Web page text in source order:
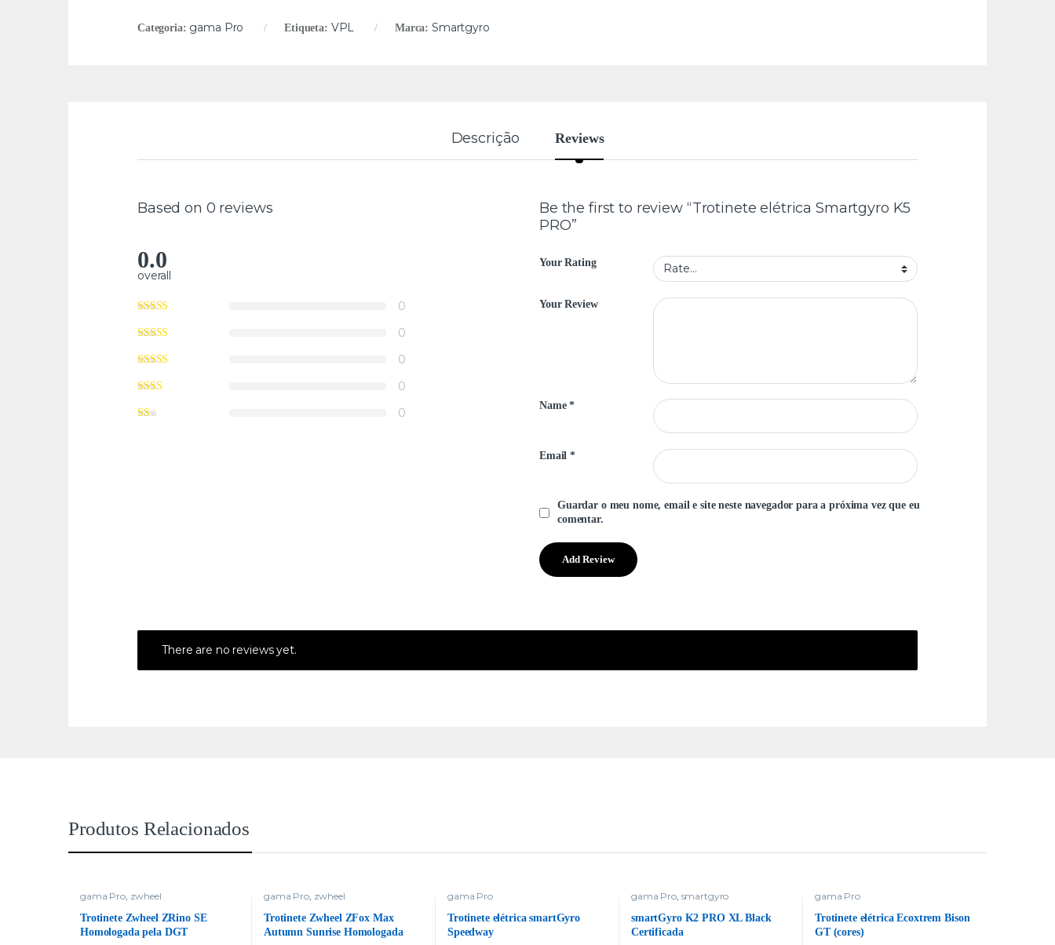
Categoria: gama Pro Etiqueta: VPL Marca:Smartgyro
Descrição Reviews
Based on 0 reviews
0.0
overall
0
0
0
0
0
Be the first to review “Trotinete elétrica Smartgyro K5
PRO”
Your Rating
Your Review
Name*
Email*
Guardar o meu nome, email e site neste navegador para a próxima vez que eu
comentar.
There are no reviews yet.
Produtos Relacionados
gama Pro, zwheel
Trotinete Zwheel ZRino SE
Homologada pela DGT
gama Pro, zwheel
Trotinete Zwheel ZFox Max
Autumn Sunrise Homologada
gama Pro
Trotinete elétrica smartGyro
Speedway
gama Pro, smartgyro
smartGyro K2 PRO XL Black
Certificada
gama Pro
Trotinete elétrica Ecoxtrem Bison
GT (cores)